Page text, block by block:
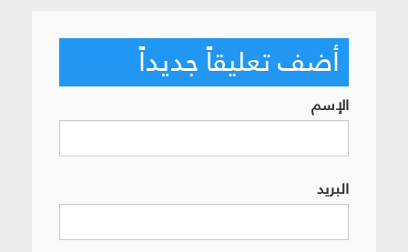
أضف تعليقاً جديداً
الإسم
البريد